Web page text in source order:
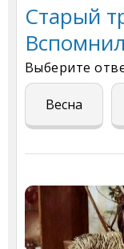
Старый
Выберите
Весна